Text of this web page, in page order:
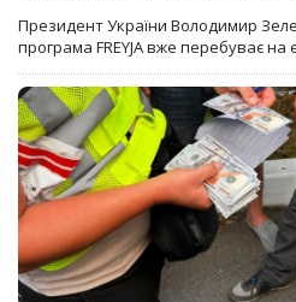
Президент України Володимир
програма FREYJA вже перебуває на